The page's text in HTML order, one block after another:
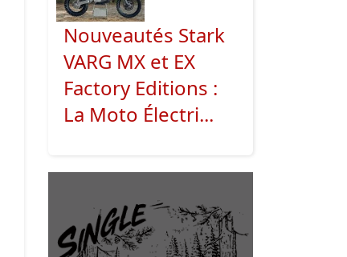
Nouveautés Stark
VARG MX et EX
Factory Editions :
La Moto Électri...